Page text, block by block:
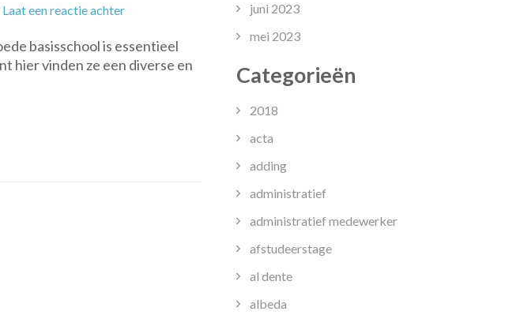
Laat een reactie achterop
de
Kwaliteit
basisschool is essentieel
hier vinden ze een diverse en
juni 2023
mei 2023
Categorieën
2018
acta
adding
administratief
administratief medewerker
afstudeerstage
al dente
albeda